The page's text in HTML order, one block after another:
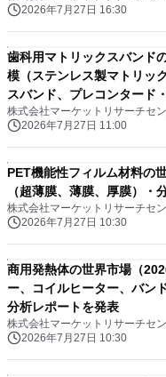
2026年7月27日 16:30
歯科用マトリックスバンド
模（ステンレス製マトリッ
スバンド、プレコンタード
を発表
株式会社マーケットリサーチセ
2026年7月27日 11:00
PET機能性フィルム材料の
（超薄膜、薄膜、厚膜）・
株式会社マーケットリサーチセ
2026年7月27日 10:30
商用発熱体の世界市場（
ー、コイルヒーター、バン
分析レポートを発表
株式会社マーケットリサーチセ
2026年7月27日 10:30